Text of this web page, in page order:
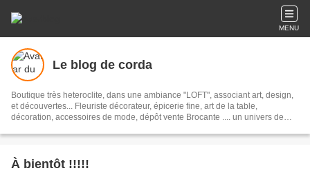
MENU
Le blog de corda
Boutique très heteroclite, dans une ambiance "LOFT", associant art, design,
et découvertes... Fleuriste décorateur, épicerie fine, art de la table,
décoration, accessoires de mode, dépôt vente Brocante .... un univers de
À bientôt !!!!!